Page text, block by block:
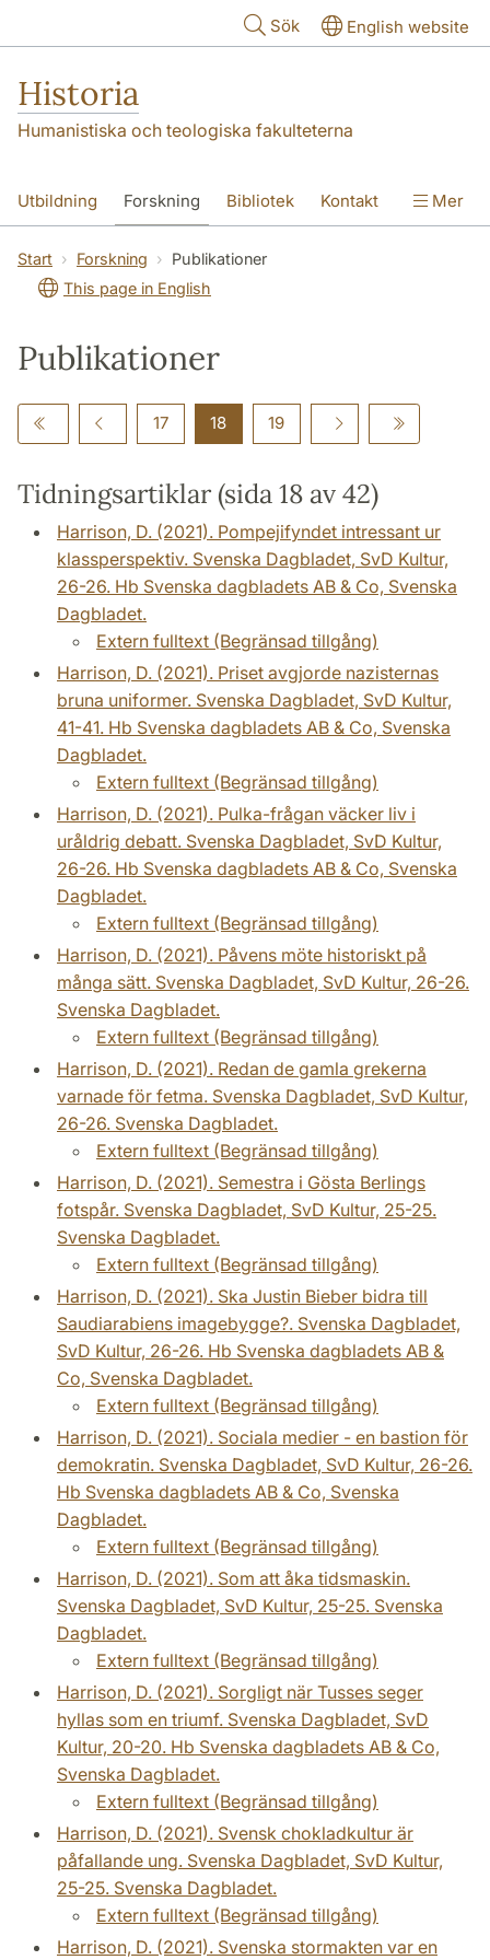
Sök English website
Historia
Humanistiska och teologiska fakulteterna
Utbildning Forskning Bibliotek Kontakt
Om oss
Mer
Start Forskning
Publikationer
This page in English
Publikationer
17 18 19
Tidningsartiklar (sida 18 av 42)
Harrison, D. (2021). Pompejifyndet intressant ur
klassperspektiv. Svenska Dagbladet, SvD Kultur,
26-26. Hb Svenska dagbladets AB & Co, Svenska
Dagbladet.
Extern fulltext (Begränsad tillgång)
Harrison, D. (2021). Priset avgjorde nazisternas
bruna uniformer. Svenska Dagbladet, SvD Kultur,
41-41. Hb Svenska dagbladets AB & Co, Svenska
Dagbladet.
Extern fulltext (Begränsad tillgång)
Harrison, D. (2021). Pulka-frågan väcker liv i
uråldrig debatt. Svenska Dagbladet, SvD Kultur,
26-26. Hb Svenska dagbladets AB & Co, Svenska
Dagbladet.
Extern fulltext (Begränsad tillgång)
Harrison, D. (2021). Påvens möte historiskt på
många sätt. Svenska Dagbladet, SvD Kultur, 26-26.
Svenska Dagbladet.
Extern fulltext (Begränsad tillgång)
Harrison, D. (2021). Redan de gamla grekerna
varnade för fetma. Svenska Dagbladet, SvD Kultur,
26-26. Svenska Dagbladet.
Extern fulltext (Begränsad tillgång)
Harrison, D. (2021). Semestra i Gösta Berlings
fotspår. Svenska Dagbladet, SvD Kultur, 25-25.
Svenska Dagbladet.
Extern fulltext (Begränsad tillgång)
Harrison, D. (2021). Ska Justin Bieber bidra till
Saudiarabiens imagebygge?. Svenska Dagbladet,
SvD Kultur, 26-26. Hb Svenska dagbladets AB &
Co, Svenska Dagbladet.
Extern fulltext (Begränsad tillgång)
Harrison, D. (2021). Sociala medier - en bastion för
demokratin. Svenska Dagbladet, SvD Kultur, 26-26.
Hb Svenska dagbladets AB & Co, Svenska
Dagbladet.
Extern fulltext (Begränsad tillgång)
Harrison, D. (2021). Som att åka tidsmaskin.
Svenska Dagbladet, SvD Kultur, 25-25. Svenska
Dagbladet.
Extern fulltext (Begränsad tillgång)
Harrison, D. (2021). Sorgligt när Tusses seger
hyllas som en triumf. Svenska Dagbladet, SvD
Kultur, 20-20. Hb Svenska dagbladets AB & Co,
Svenska Dagbladet.
Extern fulltext (Begränsad tillgång)
Harrison, D. (2021). Svensk chokladkultur är
påfallande ung. Svenska Dagbladet, SvD Kultur,
25-25. Svenska Dagbladet.
Extern fulltext (Begränsad tillgång)
Harrison, D. (2021). Svenska stormakten var en